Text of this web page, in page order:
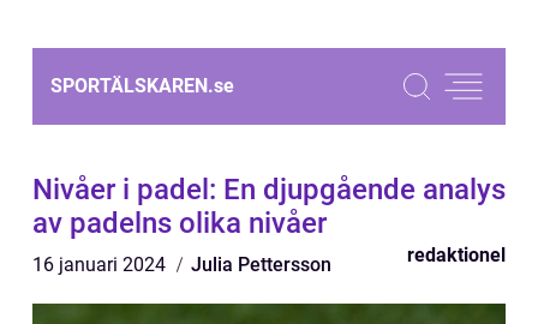
SPORTÄLSKAREN.se
Nivåer i padel: En djupgående analys
av padelns olika nivåer
16 januari 2024 Julia Pettersson redaktionel